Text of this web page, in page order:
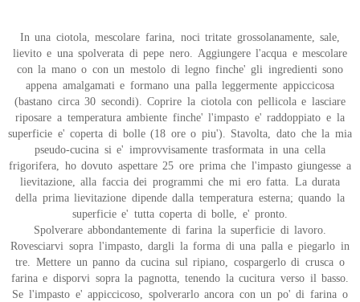
In una ciotola, mescolare farina, noci tritate grossolanamente, sale,
lievito e una spolverata di pepe nero. Aggiungere l'acqua e mescolare
con la mano o con un mestolo di legno finche' gli ingredienti sono
appena amalgamati e formano una palla leggermente appiccicosa
(bastano circa 30 secondi). Coprire la ciotola con pellicola e lasciare
riposare a temperatura ambiente finche' l'impasto e' raddoppiato e la
superficie e' coperta di bolle (18 ore o piu'). Stavolta, dato che la mia
pseudo-cucina si e' improvvisamente trasformata in una cella
frigorifera, ho dovuto aspettare 25 ore prima che l'impasto giungesse a
lievitazione, alla faccia dei programmi che mi ero fatta. La durata
della prima lievitazione dipende dalla temperatura esterna; quando la
superficie e' tutta coperta di bolle, e' pronto.
Spolverare abbondantemente di farina la superficie di lavoro.
Rovesciarvi sopra l'impasto, dargli la forma di una palla e piegarlo in
tre. Mettere un panno da cucina sul ripiano, cospargerlo di crusca o
farina e disporvi sopra la pagnotta, tenendo la cucitura verso il basso.
Se l'impasto e' appiccicoso, spolverarlo ancora con un po' di farina o